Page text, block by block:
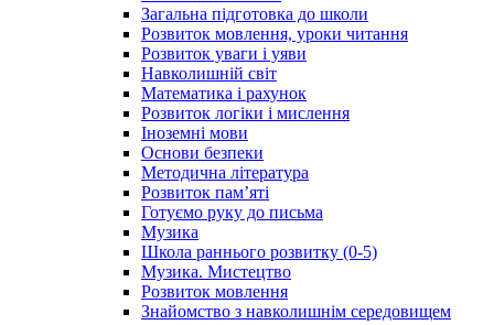
Загальна підготовка до школи
Розвиток мовлення, уроки читання
Розвиток уваги і уяви
Навколишній світ
Математика і рахунок
Розвиток логіки і мислення
Іноземні мови
Основи безпеки
Методична література
Розвиток пам’яті
Готуємо руку до письма
Музика
Школа раннього розвитку (0-5)
Музика. Мистецтво
Розвиток мовлення
Знайомство з навколишнім середовищем